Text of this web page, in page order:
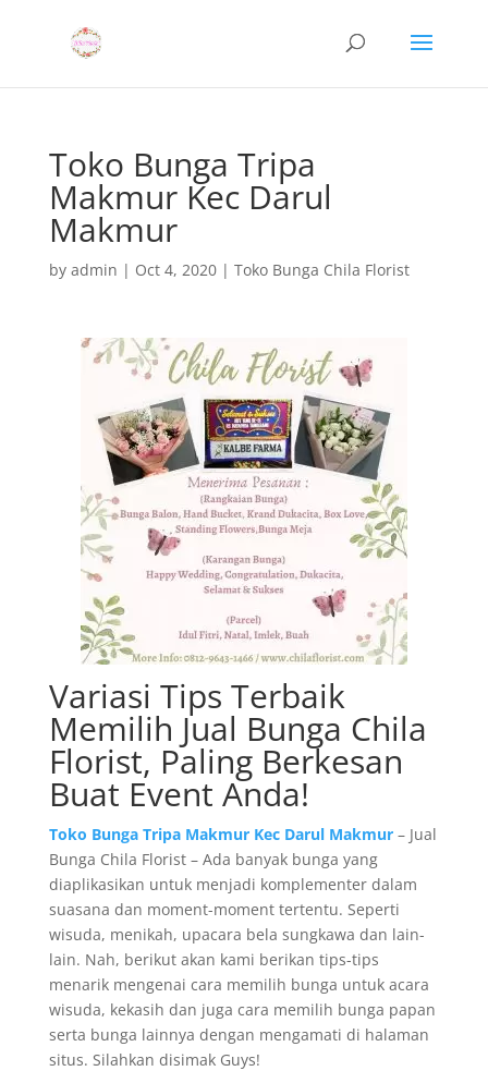
Toko Bunga Tripa
Makmur Kec Darul
Makmur
by admin | Oct 4, 2020| Toko Bunga Chila Florist
Variasi Tips Terbaik
Memilih Jual Bunga Chila
Florist, Paling Berkesan
Buat Event Anda!
Toko Bunga Tripa Makmur Kec Darul Makmur– Jual
Bunga Chila Florist – Ada banyak bunga yang
diaplikasikan untuk menjadi komplementer dalam
suasana dan moment-moment tertentu. Seperti
wisuda, menikah, upacara bela sungkawa dan lain-
lain. Nah, berikut akan kami berikan tips-tips
menarik mengenai cara memilih bunga untuk acara
wisuda, kekasih dan juga cara memilih bunga papan
serta bunga lainnya dengan mengamati di halaman
situs. Silahkan disimak Guys!